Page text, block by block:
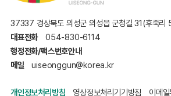
37337 경상북도 의성군 의성읍 군청길 31(후죽
대표전화
054-830-6114
행정전화/팩스번호안내
메일
uiseonggun@korea.kr
개인정보처리방침 영상정보처리기기방침 이메